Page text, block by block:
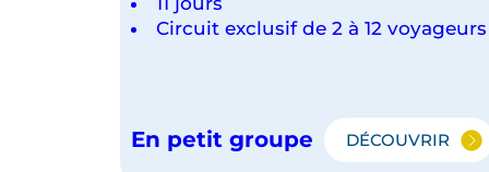
Circuit exclusif de 2 à 12 voyageurs
En petit groupe DÉCOUVRIR
LE